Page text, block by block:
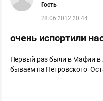
Гость
28.06.2012 20:44
очень испортили
Первый раз были в Мафии в
бываем на Петровского.